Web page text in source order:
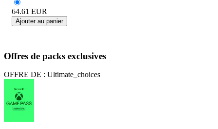
64.61 EUR
Ajouter au panier
Offres de packs exclusives
OFFRE DE : Ultimate_choices